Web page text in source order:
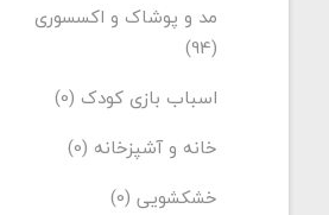
مد و پوشاک و اکسسوری
(94)
اسباب بازی کودک (0)
خانه و آشپزخانه (0)
خشکشویی (0)